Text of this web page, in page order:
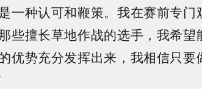
一种认可和鞭策。我在赛前专
些擅长草地作战的选手，我希望
优势充分发挥出来，我相信只